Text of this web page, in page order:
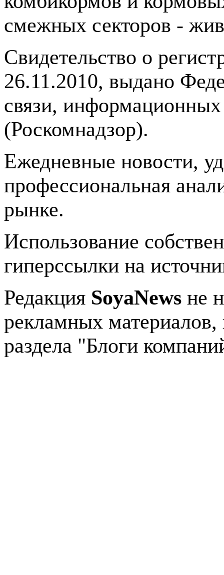
смежных секторов -
Свидетельство о
26.11.2010, выдано
связи,
(Роскомнадзор).
Ежедневные новости,
профессиональная
рынке.
Использование
гиперссылки на
Редакция SoyaNews не
рекламных
раздела "Блоги